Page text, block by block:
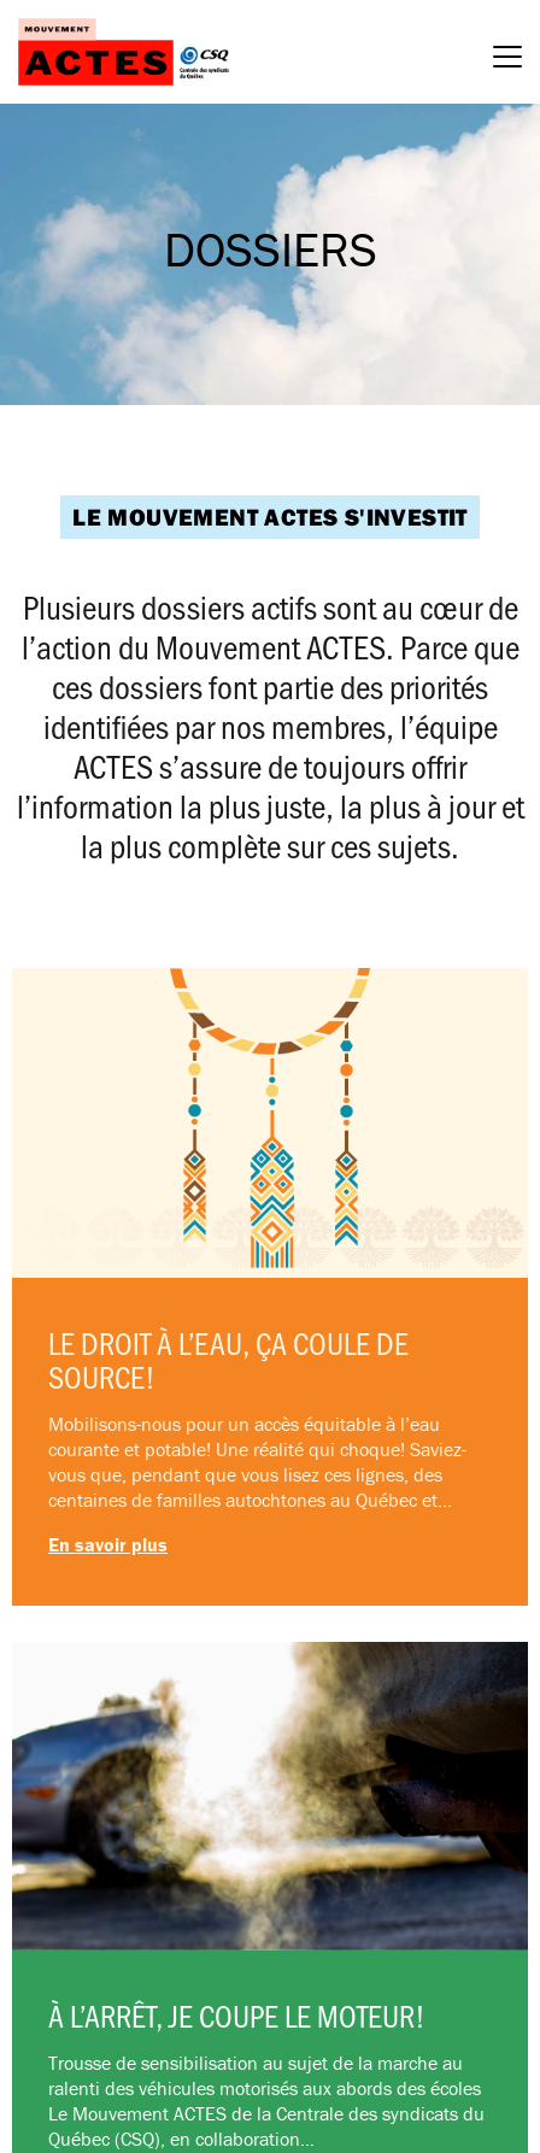
Passer
contenu
DOSSIERS
LE MOUVEMENT ACTES S'INVESTIT
Plusieurs dossiers actifs sont au cœur de
l’action du Mouvement ACTES. Parce que
ces dossiers font partie des priorités
identifiées par nos membres, l’équipe
ACTES s’assure de toujours offrir
l’information la plus juste, la plus à jour et
la plus complète sur ces sujets.
LE DROIT À L’EAU, ÇA COULE DE
SOURCE!
Mobilisons-nous pour un accès équitable à l’eau
courante et potable! Une réalité qui choque! Saviez-
vous que, pendant que vous lisez ces lignes, des
centaines de familles autochtones au Québec et…
En savoir plus
À L’ARRÊT, JE COUPE LE MOTEUR!
Trousse de sensibilisation au sujet de la marche au
ralenti des véhicules motorisés aux abords des écoles
Le Mouvement ACTES de la Centrale des syndicats du
Québec (CSQ), en collaboration…